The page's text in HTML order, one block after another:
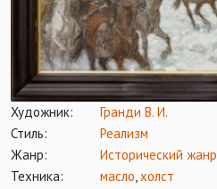
Художник:
Гранди В. И.
Стиль:
Реализм
Жанр:
Исторический жанр
Техника:
масло,холст